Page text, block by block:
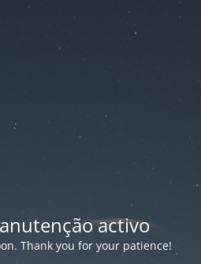
activo
Thank you for your patience!